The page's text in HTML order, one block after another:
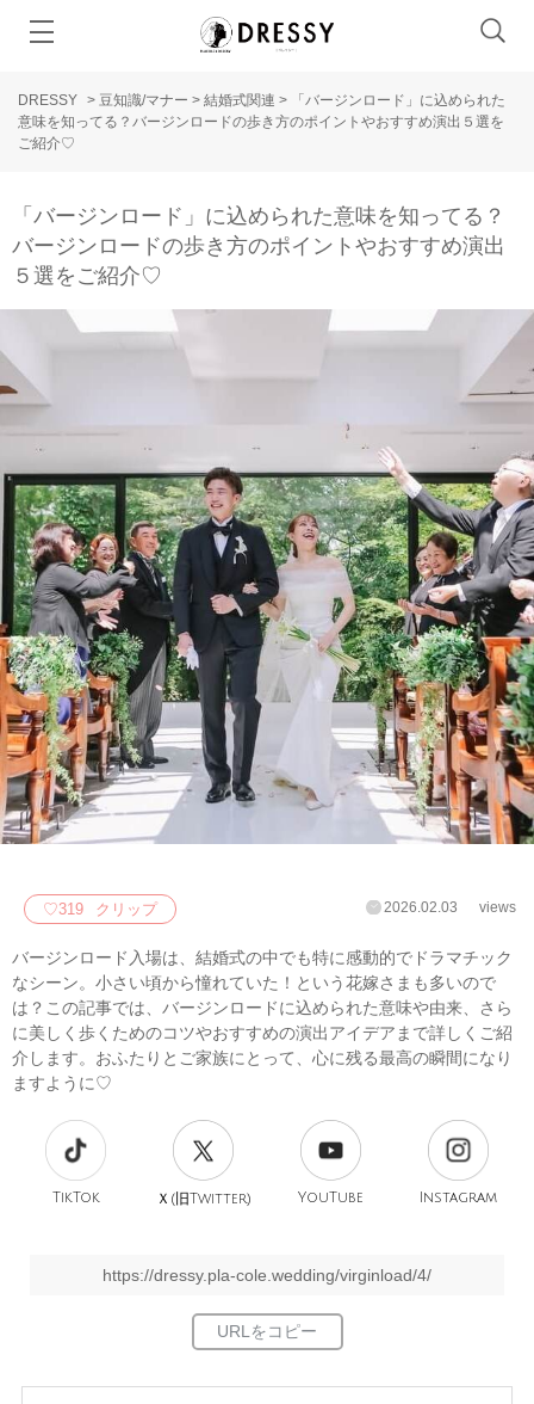
DRESSY > 豆知識/マナー > 結婚式関連 >
「バージンロード」に込められた
意味を知ってる？バージンロードの歩き方のポイントやおすすめ演出５選を
ご紹介♡
「バージンロード」に込められた意味を知ってる？
バージンロードの歩き方のポイントやおすすめ演出
５選をご紹介♡
♡319 クリップ 2026.02.03 views
バージンロード入場は、結婚式の中でも特に感動的でドラマチック
なシーン。小さい頃から憧れていた！という花嫁さまも多いので
は？この記事では、バージンロードに込められた意味や由来、さら
に美しく歩くためのコツやおすすめの演出アイデアまで詳しくご紹
介します。おふたりとご家族にとって、心に残る最高の瞬間になり
ますように♡
TikTok Ｘ(旧Twitter) YouTube Instagram
https://dressy.pla-cole.wedding/virginload/4/